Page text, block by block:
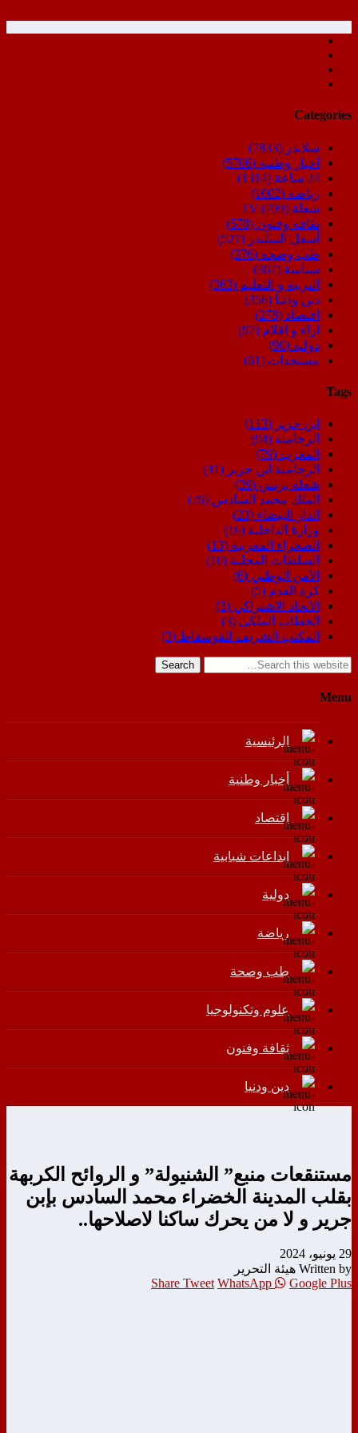
Categories
سلايدر (7833)
أخبار وطنية (5706)
24 ساعة
(1314)
رياضة (1002)
شعلة TV (709)
ثقافة وفنون (578)
أسفل السليدر (527)
طب وصحة (376)
سياسة (367)
التربية و التعليم (363)
دين ودنيا (356)
اقتصاد (278)
اراء و اقلام (97)
دولية (90)
مستجدات (61)
Tags
ابن جرير (113)
الرحامنة (94)
المغرب (79)
الرحامنة ابن جرير (41)
شعلة بريس (39)
الملك محمد السادس (26)
الدار البيضاء (23)
وزارة الداخلية (16)
الصحراء المغربية (13)
السلطات المحلية (10)
الامن الوطني (6)
كرة القدم (5)
الاتحاد الاشتراكي (3)
الخطاب الملكي (3)
المكتب الشريف للفوسفاط (3)
Search
Menu
الرئيسية
أخبار وطنية
اقتصاد
إبداعات شبابية
دولية
رياضة
طب وصحة
علوم وتكنولوجيا
ثقافة وفنون
دين ودنيا
مستنقعات منبع” الشنيولة” و الروائح الكربهة
بقلب المدينة الخضراء محمد السادس بإبن
جرير و لا من يحرك ساكنا لاصلاحها..
29 يونيو، 2024
Written by هيئة التحرير
Share Tweet WhatsApp Google Plus